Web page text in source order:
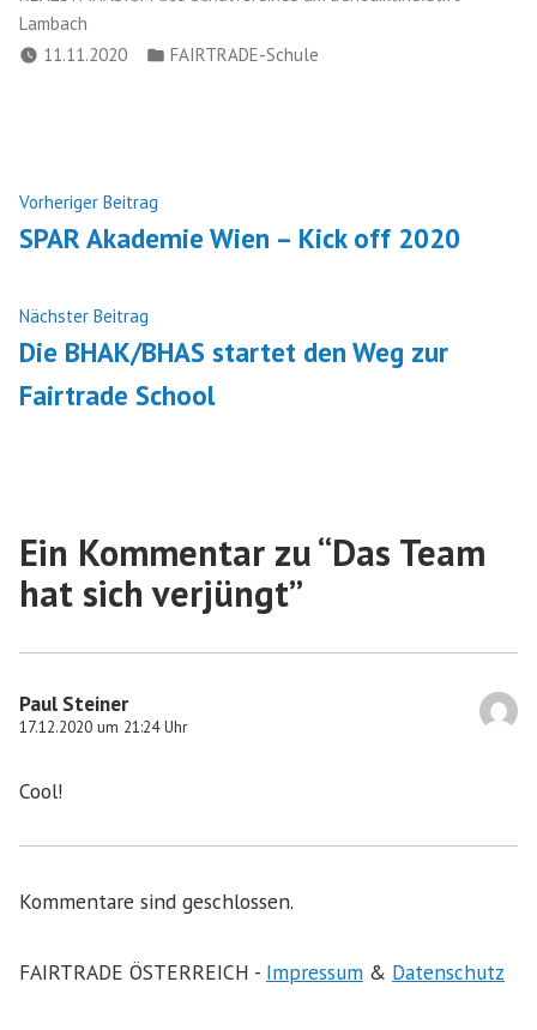
Lambach
11.11.2020
Veröffentlicht
FAIRTRADE-Schule
Beitragsnavigation
Vorheriger Beitrag
Beitrag:
SPAR Akademie Wien – Kick off 2020
Nächster Beitrag
Beitrag:
Die BHAK/BHAS startet den Weg zur
Fairtrade School
Ein Kommentar zu “Das Team
hat sich verjüngt”
Paul Steiner
17.12.2020 um 21:24 Uhr
Cool!
Kommentare sind geschlossen.
FAIRTRADE ÖSTERREICH - Impressum & Datenschutz